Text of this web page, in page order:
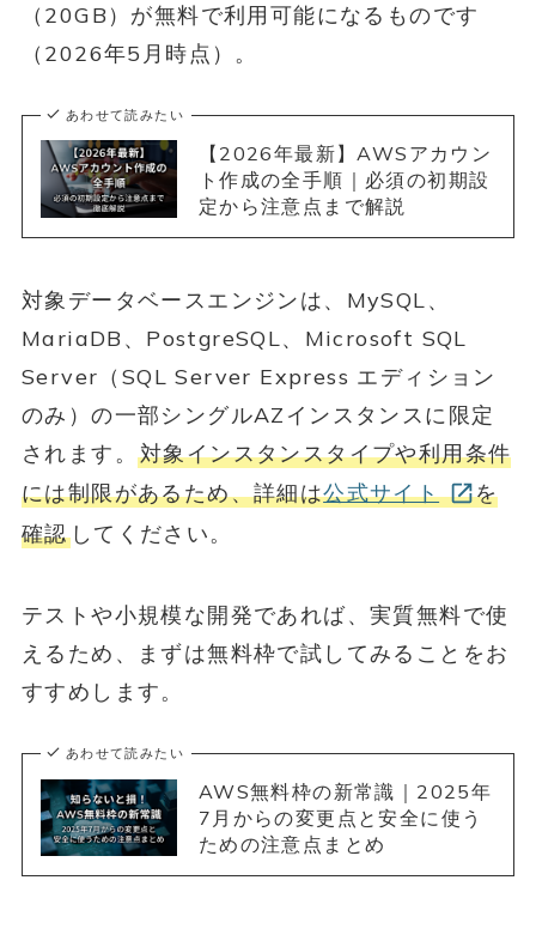
（20GB）が無料で利用可能になるものです
（2026年5月時点）。
あわせて読みたい
【2026年最新】AWSアカウン
ト作成の全手順｜必須の初期設
定から注意点まで解説
対象データベースエンジンは、MySQL、
MariaDB、PostgreSQL、Microsoft SQL
Server（SQL Server Express エディション
のみ）の一部シングルAZインスタンスに限定
されます。 対象インスタンスタイプや利用条件
には制限があるため、詳細は公式サイト
を
確認してください。
テストや小規模な開発であれば、実質無料で使
えるため、まずは無料枠で試してみることをお
すすめします。
あわせて読みたい
AWS無料枠の新常識｜2025年
7月からの変更点と安全に使う
ための注意点まとめ